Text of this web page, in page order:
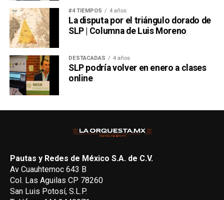
#4 TIEMPOS 4 años
La disputa por el triángulo dorado de
SLP | Columna de Luis Moreno
DESTACADAS 4 años
SLP podría volver en enero a clases
online
Pautas y Redes de México S.A. de C.V.
Av Cuauhtemoc 643 B
Col. Las Aguilas CP 78260
San Luis Potosí, S.L.P.